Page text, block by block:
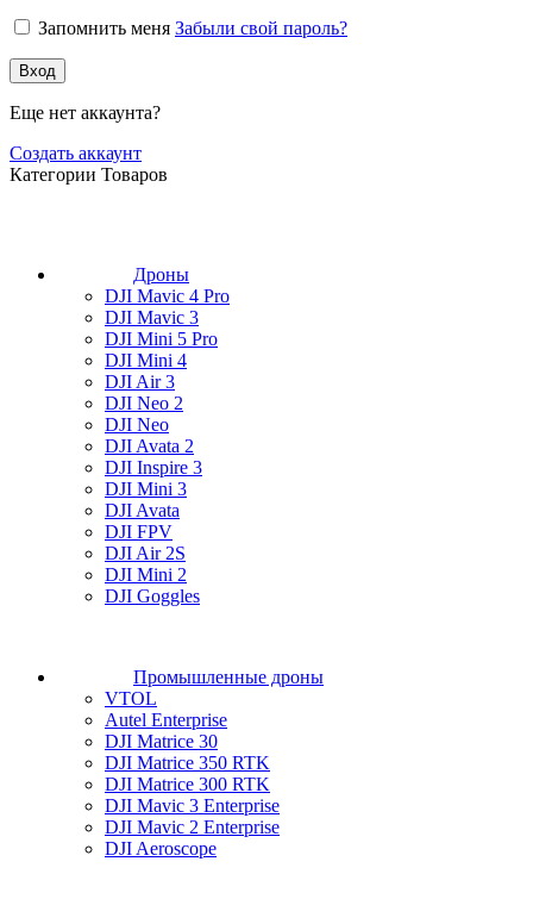
Запомнить меня Забыли свой пароль?
Вход
Еще нет аккаунта?
Создать аккаунт
Категории Товаров
Дроны
DJI Mavic 4 Pro
DJI Mavic 3
DJI Mini 5 Pro
DJI Mini 4
DJI Air 3
DJI Neo 2
DJI Neo
DJI Avata 2
DJI Inspire 3
DJI Mini 3
DJI Avata
DJI FPV
DJI Air 2S
DJI Mini 2
DJI Goggles
Промышленные дроны
VTOL
Autel Enterprise
DJI Matrice 30
DJI Matrice 350 RTK
DJI Matrice 300 RTK
DJI Mavic 3 Enterprise
DJI Mavic 2 Enterprise
DJI Aeroscope